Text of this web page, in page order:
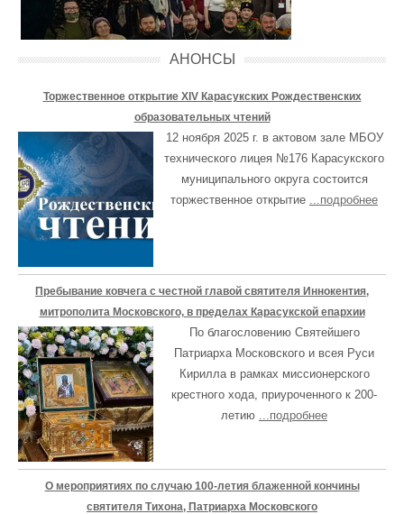
АНОНСЫ
Торжественное открытие XIV Карасукских Рождественских
образовательных чтений
12 ноября 2025 г. в актовом зале МБОУ
технического лицея №176 Карасукского
муниципального округа состоится
торжественное открытие ...подробнее
Пребывание ковчега с честной главой святителя Иннокентия,
митрополита Московского, в пределах Карасукской епархии
По благословению Святейшего
Патриарха Московского и всея Руси
Кирилла в рамках миссионерского
крестного хода, приуроченного к 200-
летию ...подробнее
О мероприятиях по случаю 100-летия блаженной кончины
святителя Тихона, Патриарха Московского